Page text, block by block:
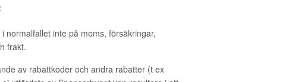
:
normalfallet inte på moms, försäkringar,
frakt.
av rabattkoder och andra rabatter (t ex